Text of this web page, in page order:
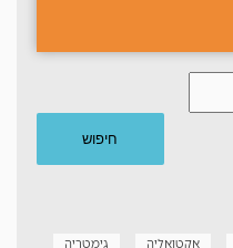
אקטואליה
גימטריה